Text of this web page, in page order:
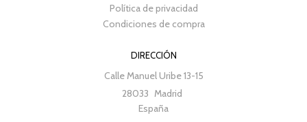
Política de privacidad
Condiciones de compra
DIRECCIÓN
Calle Manuel Uribe 13-15
28033 Madrid
España